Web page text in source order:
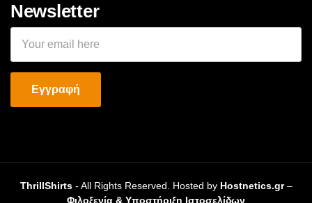
Newsletter
ThrillShirts- All Rights Reserved. Hosted by Hostnetics.gr–
Φιλοξενία & Υποστήριξη Ιστοσελίδων